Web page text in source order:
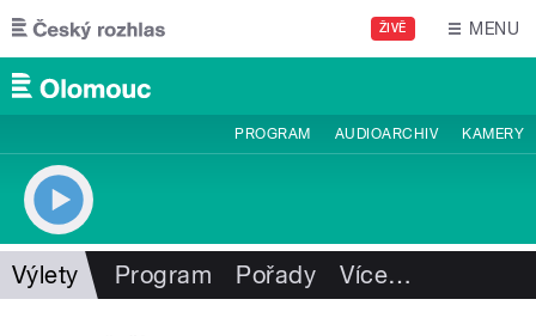
Přejít k hlavnímu obsahu
ŽIVĚ MENU
PROGRAM AUDIOARCHIV KAMERY
Výlety Program Pořady Více…